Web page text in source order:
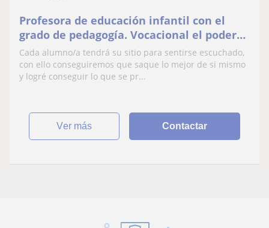
Profesora de educación infantil con el
grado de pedagogía. Vocacional el poder
ayudar a los alumnos/as a un desarrollo
personal.
Cada alumno/a tendrá su sitio para sentirse escuchado,
con ello conseguiremos que saque lo mejor de si mismo
y logré conseguir lo que se pr...
ver más Contactar